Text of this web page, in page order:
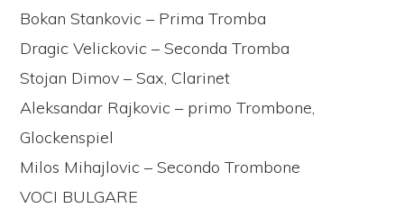
Bokan Stankovic – Prima Tromba
Dragic Velickovic – Seconda Tromba
Stojan Dimov – Sax, Clarinet
Aleksandar Rajkovic – primo Trombone,
Glockenspiel
Milos Mihajlovic – Secondo Trombone
VOCI BULGARE